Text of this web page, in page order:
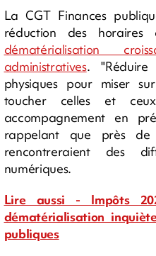
La CGT Finances
réduction des horaires
dématérialisation
administratives. "Réduire
physiques pour miser
toucher celles et
accompagnement en
rappelant que près
rencontreraient des
numériques.
Lire aussi - Impôts
dématérialisation
publiques